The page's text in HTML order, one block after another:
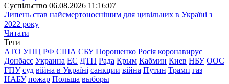
Суспiльство 06.08.2026 11:16:07
Липень став найсмертоноснішим для цивільних в Україні з
2022 року
Читати
Теги
АТО УПЦ РФ США СБУ Порошенко Росія коронавирус
Донбасс Украина ЕС ДТП Рада Крым Кабмин Киев НБУ ООС
ГПУ суд війна в Україні санкции війна Путин Трамп газ
НАБУ пожар Польша выборы